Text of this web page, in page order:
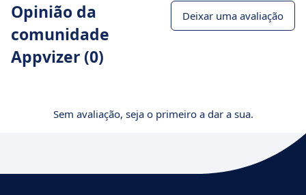
Opinião da
comunidade
Appvizer (0)
Deixar uma avaliação
Sem avaliação, seja o primeiro a dar a sua.